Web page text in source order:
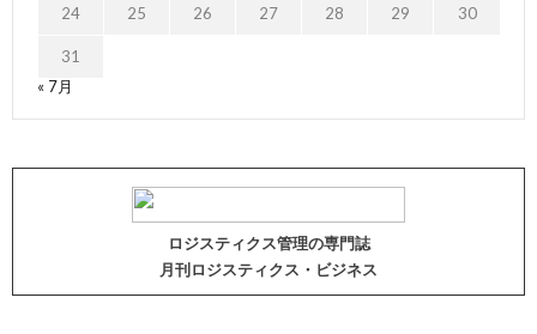
24 25 26 27 28 29 30
31
« 7月
ロジスティクス管理の専門誌
月刊ロジスティクス・ビジネス